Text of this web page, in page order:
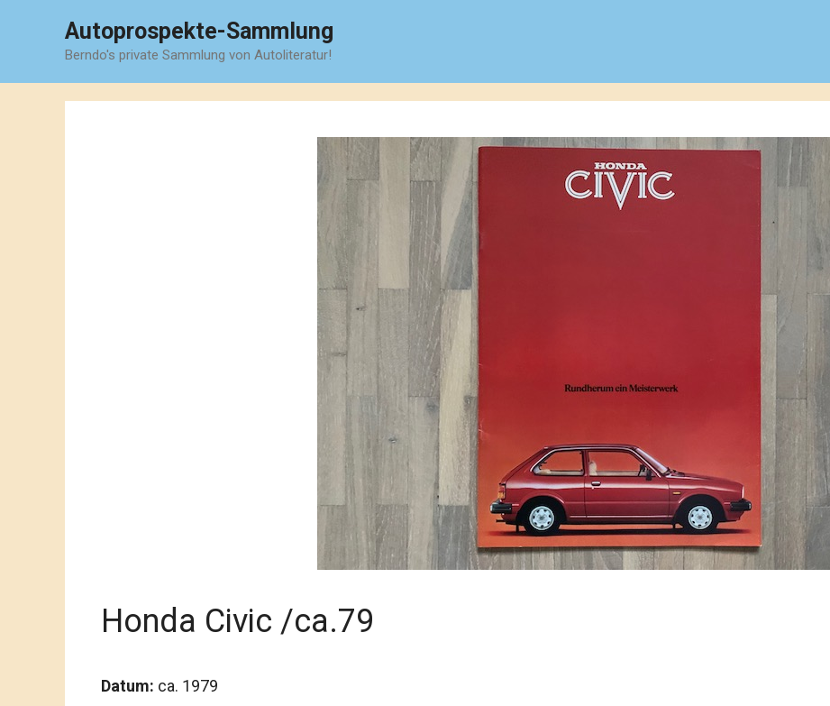
Autoprospekte-Sammlung
Berndo's private Sammlung von Autoliteratur!
Honda Civic /ca.79
Datum: ca. 1979